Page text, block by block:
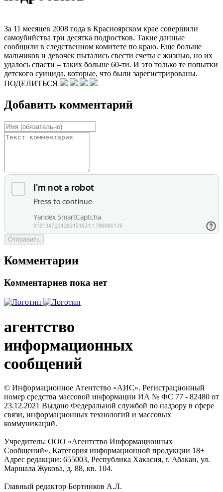
За 11 месяцев 2008 года в Красноярском крае совершили
самоубийства три десятка подростков. Такие данные
сообщили в следственном комитете по краю. Еще больше
мальчиков и девочек пытались свести счеты с жизнью, но их
удалось спасти – таких больше 60-ти. И это только те попытки
детского суицида, которые, что были зарегистрированы.
ПОДЕЛИТЬСЯ
Добавить комментарий
Отправить
Комментарии
Комментариев пока нет
агентство
информационных
сообщений
© Информационное Агентство «АИС». Регистрационный
номер средства массовой информации ИА № ФС 77 - 82480 от
23.12.2021 Выдано Федеральной службой по надзору в сфере
связи, информационных технологий и массовых
коммуникаций.
Учредитель: ООО «Агентство Информационных
Сообщений». Категория информационной продукции 18+
Адрес редакции: 655003, Республика Хакасия, г. Абакан, ул.
Маршала Жукова, д. 88, кв. 104.
Главный редактор Бортников А.Л.